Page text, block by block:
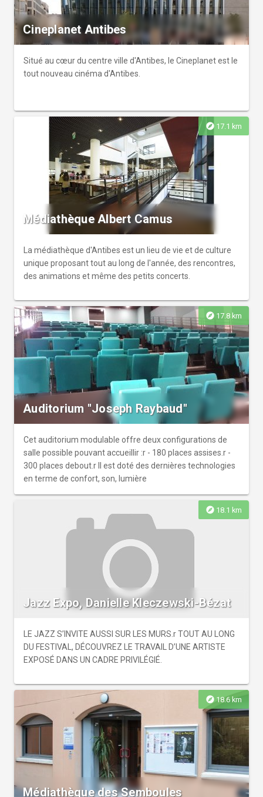
Cineplanet Antibes
Situé au cœur du centre ville d'Antibes, le Cineplanet est le
tout nouveau cinéma d'Antibes.
explore 17.1 km
Médiathèque Albert Camus
La médiathèque d'Antibes est un lieu de vie et de culture
unique proposant tout au long de l'année, des rencontres,
des animations et même des petits concerts.
explore 17.8 km
Auditorium "Joseph Raybaud"
Cet auditorium modulable offre deux configurations de
salle possible pouvant accueillir :r - 180 places assises.r -
300 places debout.r Il est doté des dernières technologies
en terme de confort, son, lumière
explore 18.1 km
Jazz Expo, Danielle Kleczewski-Bézat
LE JAZZ S’INVITE AUSSI SUR LES MURS.r TOUT AU LONG
DU FESTIVAL, DÉCOUVREZ LE TRAVAIL D’UNE ARTISTE
EXPOSÉ DANS UN CADRE PRIVILÉGIÉ.
explore 18.6 km
Médiathèque des Semboules